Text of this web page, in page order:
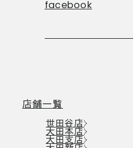
facebook
店舗一覧
世田谷店
大田本店
大田支店